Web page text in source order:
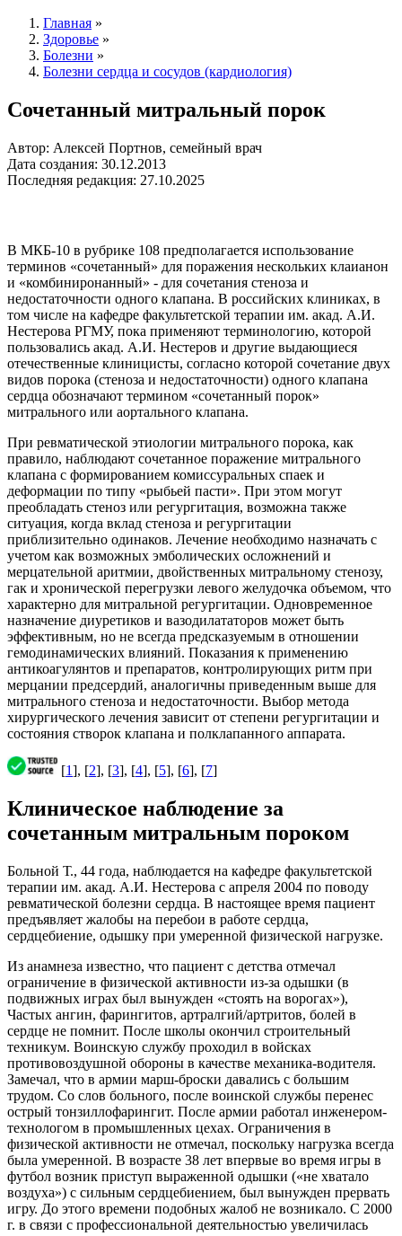
Главная »
Здоровье »
Болезни »
Болезни сердца и сосудов (кардиология)
Сочетанный митральный порок
Автор: Алексей Портнов, семейный врач
Дата создания: 30.12.2013
Последняя редакция: 27.10.2025
В МКБ-10 в рубрике 108 предполагается использование
терминов «сочетанный» для поражения нескольких клаианон
и «комбиниронанный» - для сочетания стеноза и
недостаточности одного клапана. В российских клиниках, в
том числе на кафедре факультетской терапии им. акад. А.И.
Нестерова РГМУ, пока применяют терминологию, которой
пользовались акад. А.И. Нестеров и другие выдающиеся
отечественные клиницисты, согласно которой сочетание двух
видов порока (стеноза и недостаточности) одного клапана
сердца обозначают термином «сочетанный порок»
митрального или аортального клапана.
При ревматической этиологии митрального порока, как
правило, наблюдают сочетанное поражение митрального
клапана с формированием комиссуральных спаек и
деформации по типу «рыбьей пасти». При этом могут
преобладать стеноз или регургитация, возможна также
ситуация, когда вклад стеноза и регургитации
приблизительно одинаков. Лечение необходимо назначать с
учетом как возможных эмболических осложнений и
мерцательной аритмии, двойственных митральному стенозу,
гак и хронической перегрузки левого желудочка объемом, что
характерно для митральной регургитации. Одновременное
назначение диуретиков и вазодилататоров может быть
эффективным, но не всегда предсказуемым в отношении
гемодинамических влияний. Показания к применению
антикоагулянтов и препаратов, контролирующих ритм при
мерцании предсердий, аналогичны приведенным выше для
митрального стеноза и недостаточности. Выбор метода
хирургического лечения зависит от степени регургитации и
состояния створок клапана и полклапанного аппарата.
[1], [2], [3], [4], [5], [6], [7]
Клиническое наблюдение за
сочетанным митральным пороком
Больной Т., 44 года, наблюдается на кафедре факультетской
терапии им. акад. А.И. Нестерова с апреля 2004 по поводу
ревматической болезни сердца. В настоящее время пациент
предъявляет жалобы на перебои в работе сердца,
сердцебиение, одышку при умеренной физической нагрузке.
Из анамнеза известно, что пациент с детства отмечал
ограничение в физической активности из-за одышки (в
подвижных играх был вынужден «стоять на ворогах»),
Частых ангин, фарингитов, артралгий/артритов, болей в
сердце не помнит. После школы окончил строительный
техникум. Воинскую службу проходил в войсках
противовоздушной обороны в качестве механика-водителя.
Замечал, что в армии марш-броски давались с большим
трудом. Со слов больного, после воинской службы перенес
острый тонзиллофарингит. После армии работал инженером-
технологом в промышленных цехах. Ограничения в
физической активности не отмечал, поскольку нагрузка всегда
была умеренной. В возрасте 38 лет впервые во время игры в
футбол возник приступ выраженной одышки («не хватало
воздуха») с сильным сердцебиением, был вынужден прервать
игру. До этого времени подобных жалоб не возникало. С 2000
г. в связи с профессиональной деятельностью увеличилась